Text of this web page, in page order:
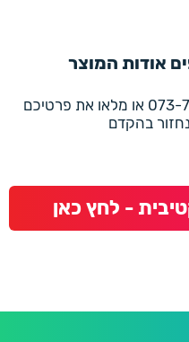
אודות המוצר
התקשרו אלינו למספר 073-7597187 או מלאו את פרטיכם
בהקדם
- לחץ כאן